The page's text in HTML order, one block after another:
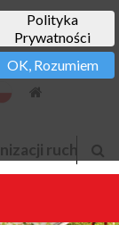
Polityka
Prywatności
OK, Rozumiem